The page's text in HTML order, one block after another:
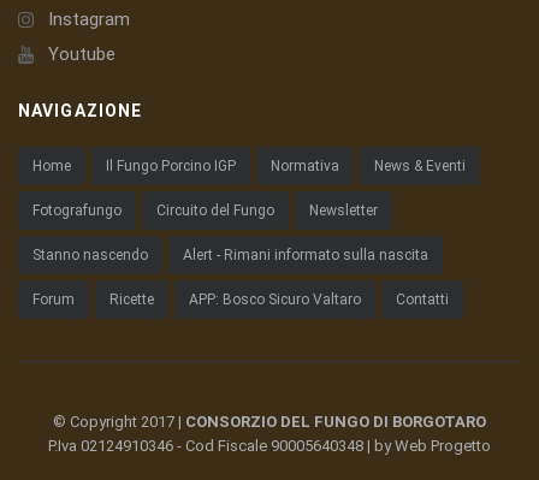
Instagram
Youtube
NAVIGAZIONE
Home Il Fungo Porcino IGP Normativa News & Eventi
Fotografungo Circuito del Fungo Newsletter
Stanno nascendo Alert - Rimani informato sulla nascita
Forum Ricette APP: Bosco Sicuro Valtaro Contatti
© Copyright 2017 | CONSORZIO DEL FUNGO DI BORGOTARO
P.Iva 02124910346 - Cod Fiscale 90005640348 | byWeb Progetto